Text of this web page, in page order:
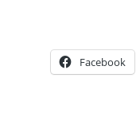
Facebook